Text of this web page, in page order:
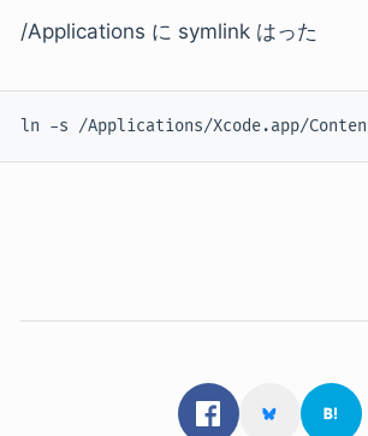
/Applications に symlink はった
ln -s /Applications/Xcode.app/